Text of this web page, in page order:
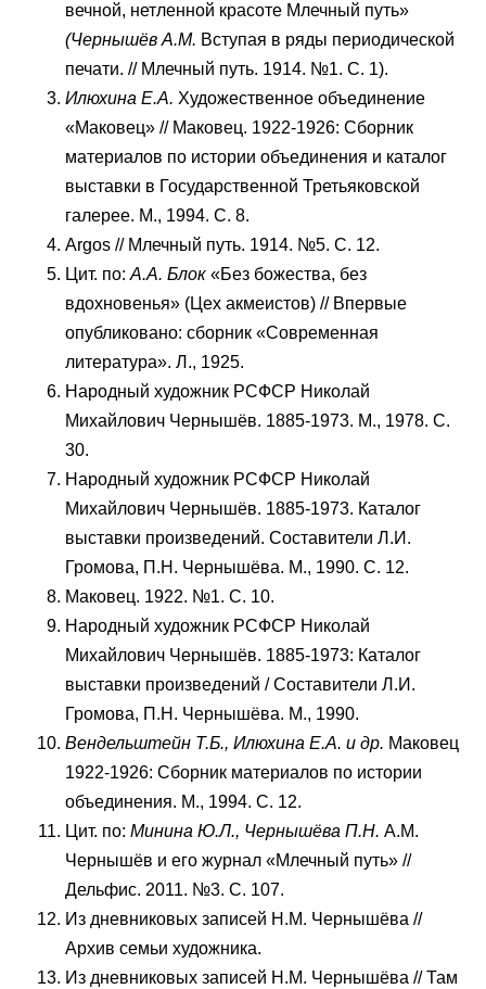
вечной, нетленной красоте Млечный путь»
(Чернышёв А.М. Вступая в ряды периодической
печати. // Млечный путь. 1914. №1. С. 1).
Илюхина Е.А. Художественное объединение
«Маковец» // Маковец. 1922-1926: Сборник
материалов по истории объединения и каталог
выставки в Государственной Третьяковской
галерее. М., 1994. С. 8.
Argos // Млечный путь. 1914. №5. С. 12.
Цит. по: А.А. Блок «Без божества, без
вдохновенья» (Цех акмеистов) // Впервые
опубликовано: сборник «Современная
литература». Л., 1925.
Народный художник РСФСР Николай
Михайлович Чернышёв. 1885-1973. М., 1978. С.
30.
Народный художник РСФСР Николай
Михайлович Чернышёв. 1885-1973. Каталог
выставки произведений. Составители Л.И.
Громова, П.Н. Чернышёва. М., 1990. С. 12.
Маковец. 1922. №1. С. 10.
Народный художник РСФСР Николай
Михайлович Чернышёв. 1885-1973: Каталог
выставки произведений / Составители Л.И.
Громова, П.Н. Чернышёва. М., 1990.
Вендельштейн Т.Б., Илюхина Е.А. и др. Маковец
1922-1926: Сборник материалов по истории
объединения. М., 1994. С. 12.
Цит. по: Минина Ю.Л., Чернышёва П.Н. А.М.
Чернышёв и его журнал «Млечный путь» //
Дельфис. 2011. №3. С. 107.
Из дневниковых записей Н.М. Чернышёва //
Архив семьи художника.
Из дневниковых записей Н.М. Чернышёва // Там